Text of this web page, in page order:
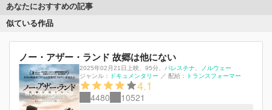
あなたにおすすめの記事
似ている作品
ノー・アザー・ランド 故郷は他にない
2025年02月21日上映 95分 パレスチナ
ノルウェー
ジャンル：
ドキュメンタリー ／ 配給： トランスフォーマー
4.1
4480 10521